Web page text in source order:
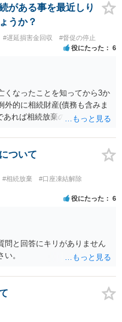
会的儀式として当然認められ
です。 もし、相続人の皆さん
素な葬儀を行った費用であれ
られない可能性が高いの
高いと思います。
がある事を最近しり
うか？
#遅延損害金回収 #督促の停止
役にたった 6
くなったことを知ってから3か
外的に相続財産(債務も含みま
れば相続放棄の申述が認め
申述をしたい旨告げて必要な
ます。 なお、お父様の債務が
考えますと、相続放棄の申述
用して弁護士に相談するこ
ご記載いただいた事実関係
に相続放棄をされている可能
ついて
#相続放棄
#口座凍結解除
役にたった 6
問と回答にキリがありません
。